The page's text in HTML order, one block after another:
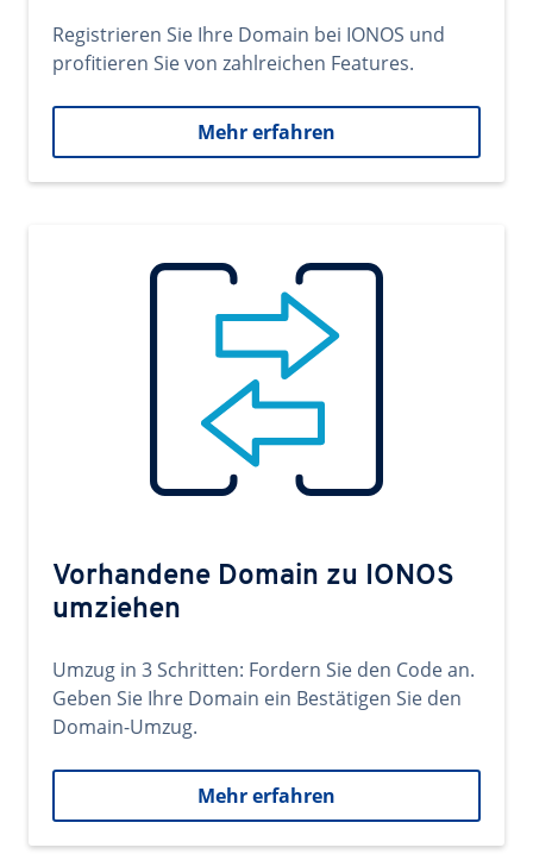
Registrieren Sie Ihre Domain bei IONOS und
profitieren Sie von zahlreichen Features.
Mehr erfahren
Vorhandene Domain zu IONOS
umziehen
Umzug in 3 Schritten: Fordern Sie den Code an.
Geben Sie Ihre Domain ein Bestätigen Sie den
Domain-Umzug.
Mehr erfahren